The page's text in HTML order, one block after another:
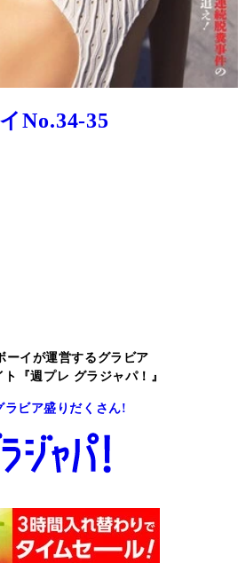
No.34-35
ーイが運営するグラビア
『週プレ グラジャパ！』
ラビア盛りだくさん!